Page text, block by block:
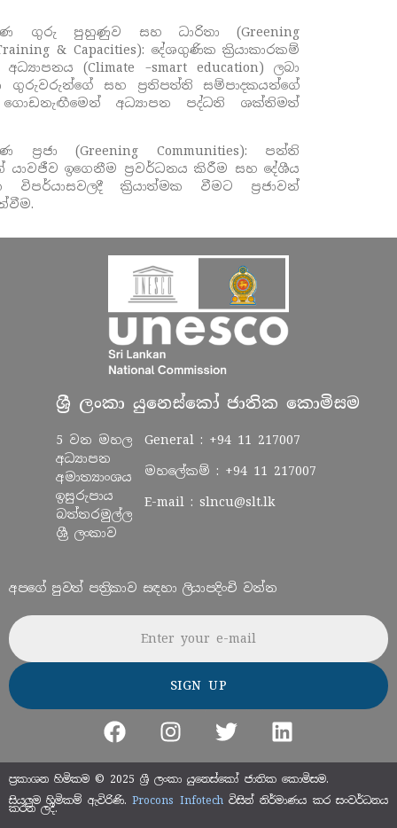
ගුරු පුහුණුව සහ ධාරිතා (Greening
& Capacities): දේශගුණික ක්‍රියාකාරකම්
අධ්‍යාපනය (Climate –smart education)ලබා
ගුරුවරුන්ගේ සහ ප්‍රතිපත්ති සම්පාදකයන්ගේ
ගොඩනැඟීමෙන් අධ්‍යාපන පද්ධති ශක්තිමත්
ප්‍රජා (Greening Communities): පන්ති
යාවජීව ඉගෙනීම ප්‍රවර්ධනය කිරීම සහ දේශීය
විපර්යාසවලදී ක්‍රියාත්මක
වීමට
ප්‍රජාවන්
ශ්‍රී ලංකා යුනෙස්කෝ ජාතික කොමිසම
5 වන මහල
අධ්‍යාපන
අමාත්‍යාංශය
ඉසුරුපාය
බත්තරමුල්ල
ශ්‍රී ලංකාව
General : +94 11 217007
මහලේකම් : +94 11 217007
E-mail : slncu@slt.lk
අපගේ පුවත් පත්‍රිකාව සඳහා ලියාපදිංචි වන්න
Email address
ප්‍රකාශන හිමිකම © 2025 ශ්‍රී ලංකා යුනෙස්කෝ ජාතික කොමිසම.
සියලුම හිමිකම් ඇවිරිණි. Procons Infotechවිසින් නිර්මාණය කර සංවර්ධනය
කරන ලදී.